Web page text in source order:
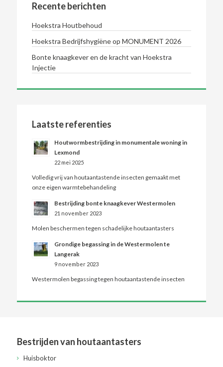
Recente berichten
Hoekstra Houtbehoud
Hoekstra Bedrijfshygiëne op MONUMENT 2026
Bonte knaagkever en de kracht van Hoekstra
Injectie
Laatste referenties
Houtwormbestrijding in monumentale woning in
Lexmond
22 mei 2025
Volledig vrij van houtaantastende insecten gemaakt met
onze eigen warmtebehandeling
Bestrijding bonte knaagkever Westermolen
21 november 2023
Molen beschermen tegen schadelijke houtaantasters
Grondige begassing in de Westermolen te
Langerak
9 november 2023
Westermolen begassing tegen houtaantastende insecten
Bestrijden van houtaantasters
Huisboktor